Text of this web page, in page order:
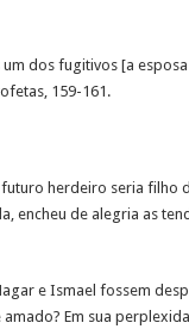
dos fugitivos [a
159-161.
herdeiro seria filho
encheu de alegria as
e Ismael fossem
Em sua